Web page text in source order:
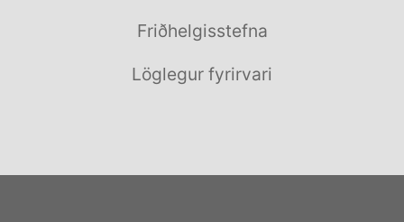
Friðhelgisstefna
Löglegur fyrirvari